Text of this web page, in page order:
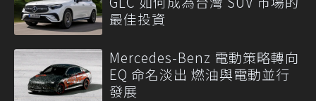
最佳投資
Mercedes-Benz 電動策略轉向
EQ 命名淡出 燃油與電動並行
發展